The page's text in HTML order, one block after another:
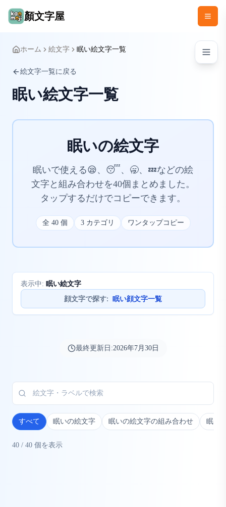
顏文字屋
ホーム 絵文字 眠い絵文字一覧
絵文字一覧に戻る
眠い絵文字一覧
眠いの絵文字
眠いで使える😪、😴、🥱、💤などの絵
文字と組み合わせを40個まとめました。
タップするだけでコピーできます。
全 40個 3カテゴリ ワンタップコピー
表示中: 眠い絵文字
顔文字で探す: 眠い顔文字一覧
最終更新日:2026年7月30日
すべて 眠いの絵文字 眠いの絵文字の組み合わせ 眠い
40 / 40 個を表示